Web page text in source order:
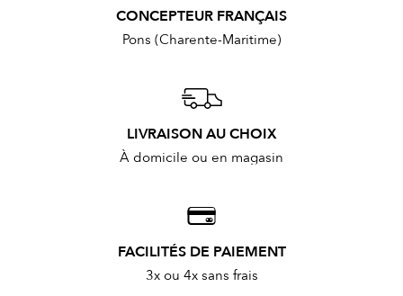
CONCEPTEUR FRANÇAIS
Pons (Charente-Maritime)
LIVRAISON AU CHOIX
À domicile ou en magasin
FACILITÉS DE PAIEMENT
3x ou 4x sans frais